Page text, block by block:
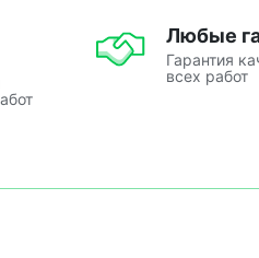
Любые
Гарантия
всех работ